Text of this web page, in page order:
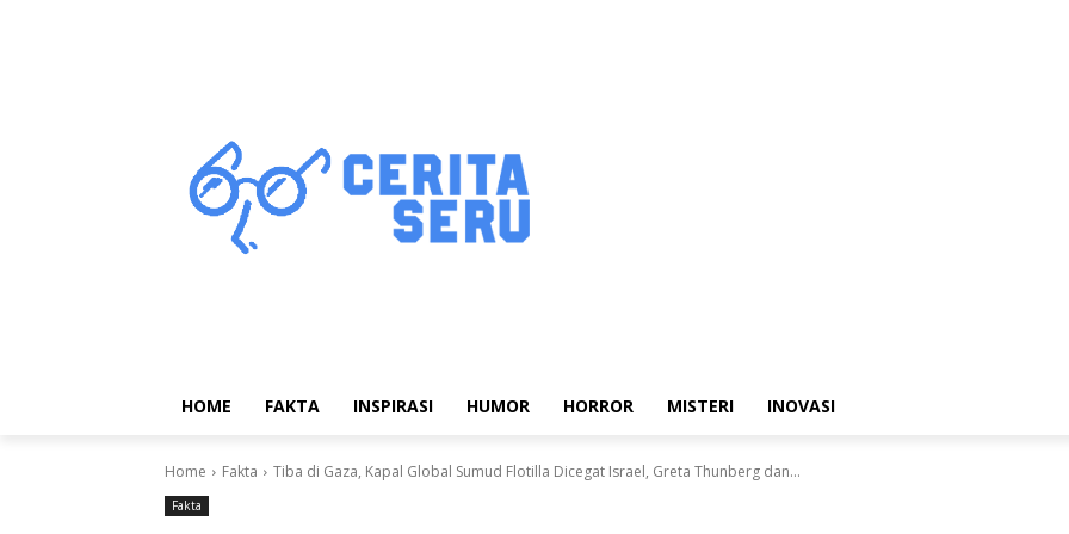
HOME FAKTA INSPIRASI HUMOR HORROR MISTERI INOVASI
Home Fakta Tiba di Gaza, Kapal Global Sumud Flotilla Dicegat Israel, Greta Thunberg dan...
Fakta